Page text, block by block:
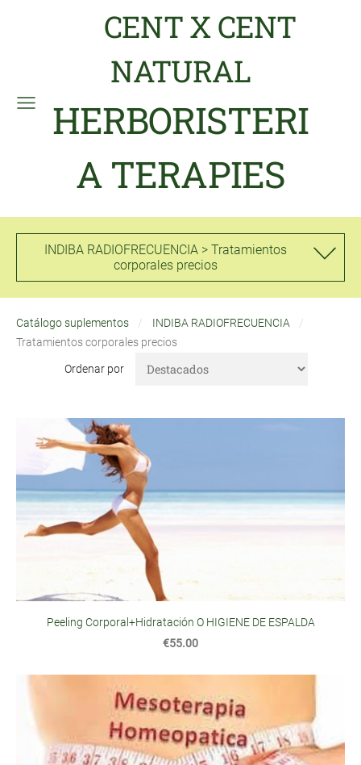
CENT X CENT
NATURAL
HERBORISTERI
A TERAPIES
INDIBA RADIOFRECUENCIA > Tratamientos
corporales precios
Catálogo suplementos
INDIBA RADIOFRECUENCIA
Tratamientos corporales precios
Ordenar por
Peeling Corporal+Hidratación O HIGIENE DE ESPALDA
€55.00